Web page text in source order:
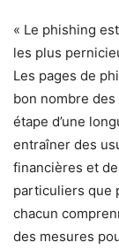
« Le phishing
les plus
Les pages de
bon nombre
étape d’une
entraîner des
financières et
particuliers que
chacun
des mesures